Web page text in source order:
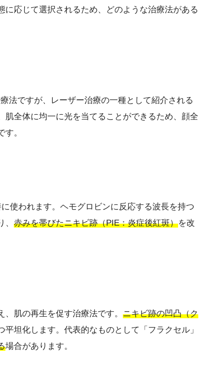
応じて選択されるため、どのような治療法がある
法ですが、レーザー治療の一種として紹介される
全体に均一に光を当てることができるため、顔全
す。
使われます。ヘモグロビンに反応する波長を持つ
赤みを帯びたニキビ跡（PIE：炎症後紅斑）を改
肌の再生を促す治療法です。 ニキビ跡の凹凸（ク
坦化します。代表的なものとして「フラクセル」
場合があります。